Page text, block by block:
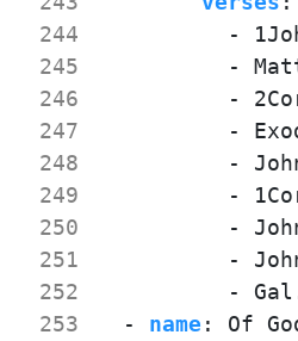
244
245
246
247
248
249
250
251
252
253
-
-
-
-
-
-
-
-
-
- name :
Of